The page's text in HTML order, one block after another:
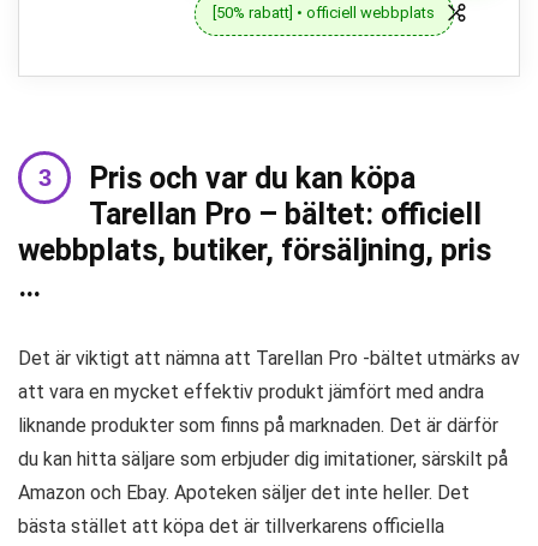
[50% rabatt] • officiell webbplats
Pris och var du kan köpa
Tarellan Pro – bältet: officiell
webbplats, butiker, försäljning, pris
…
Det är viktigt att nämna att Tarellan Pro -bältet utmärks av
att vara en mycket effektiv produkt jämfört med andra
liknande produkter som finns på marknaden. Det är därför
du kan hitta säljare som erbjuder dig imitationer, särskilt på
Amazon och Ebay. Apoteken säljer det inte heller. Det
bästa stället att köpa det är tillverkarens officiella